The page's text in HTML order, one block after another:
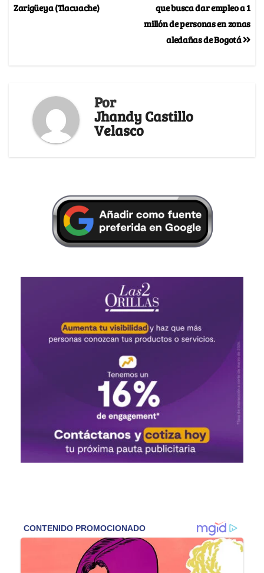
que busca dar empleo a 1
millón de personas en zonas
aledañas de Bogotá
Zarigüeya (Tlacuache)
Por
Jhandy Castillo
Velasco